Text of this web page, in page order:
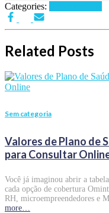
Categories:
Related Posts
Sem categoria
Valores de Plano de
para Consultar
Você já imaginou abrir a
cada opção de cobertura
RH, microempreendedores e
more…